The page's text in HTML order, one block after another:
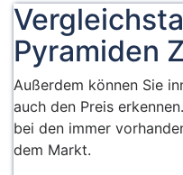
Pyramiden
Außerdem können Sie
auch den Preis
bei den immer
dem Markt.